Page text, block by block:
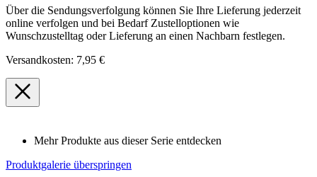
Über die Sendungsverfolgung können Sie Ihre Lieferung jederzeit
online verfolgen und bei Bedarf Zustelloptionen wie
Wunschzustelltag oder Lieferung an einen Nachbarn festlegen.
Versandkosten: 7,95 €
Mehr Produkte aus dieser Serie entdecken
Produktgalerie überspringen